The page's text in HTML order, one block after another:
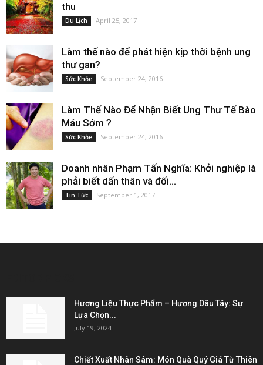
thu
Du Lịch April 25, 2017
Làm thế nào để phát hiện kịp thời bệnh ung
thư gan?
Sức Khỏe September 24, 2016
Làm Thế Nào Để Nhận Biết Ung Thư Tế Bào
Máu Sớm ?
Sức Khỏe September 24, 2016
Doanh nhân Phạm Tấn Nghĩa: Khởi nghiệp là
phải biết dấn thân và đối...
Tin Tức September 1, 2017
Hương Liệu Thực Phẩm – Hương Dâu Tây: Sự
Lựa Chọn...
July 19, 2024
Chiết Xuất Nhân Sâm: Món Quà Quý Giá Từ Thiên